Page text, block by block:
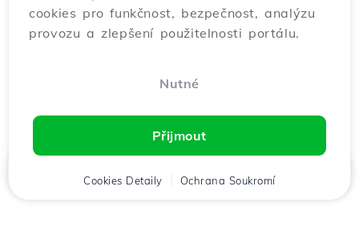
cookies pro funkčnost, bezpečnost, analýzu
provozu a zlepšení použitelnosti portálu.
Nutné
Přijmout
Cookies Detaily Ochrana Soukromí
Klient Košík